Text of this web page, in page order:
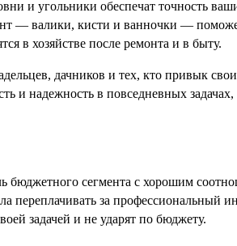
и угольники обеспечат точность
— валики, кисти и ванночки —
в хозяйстве после ремонта и в быту.
дачников и тех, кто привык
и надежность в повседневных
сегмента с хорошим
переплачивать за профессиональный
задачей и не ударят по бюджету.